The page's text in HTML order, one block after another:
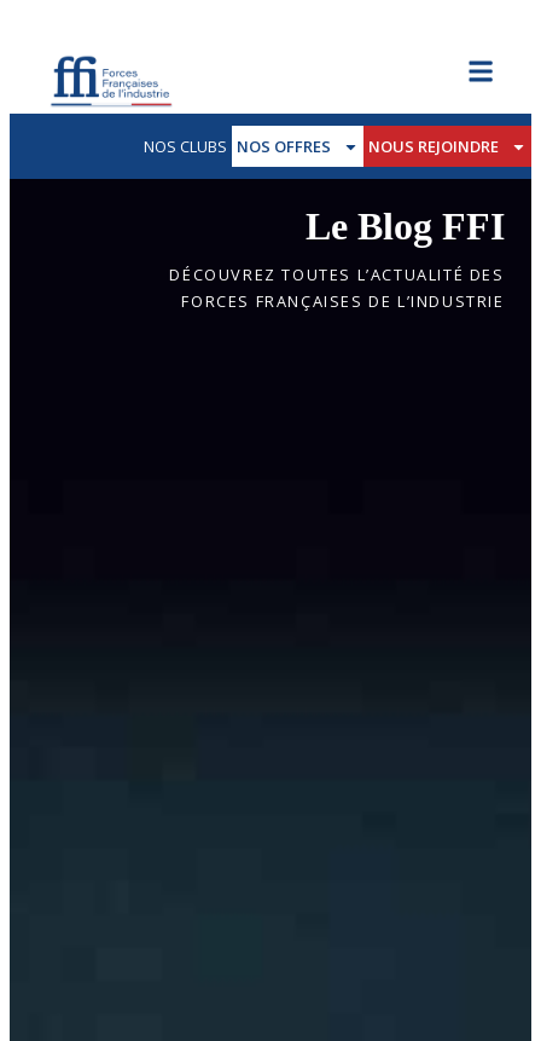
NOS CLUBS NOS OFFRES NOUS REJOINDRE
Le Blog FFI
DÉCOUVREZ TOUTES L’ACTUALITÉ DES
FORCES FRANÇAISES DE L’INDUSTRIE